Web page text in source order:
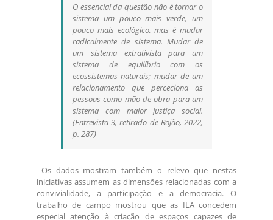
O essencial da questão não é tornar o
sistema um pouco mais verde, um
pouco mais ecológico, mas é mudar
radicalmente de sistema. Mudar de
um sistema extrativista para um
sistema de equilíbrio com os
ecossistemas naturais; mudar de um
relacionamento que perceciona as
pessoas como mão de obra para um
sistema com maior justiça social.
(Entrevista 3, retirado de Rojão, 2022,
p. 287)
Os dados mostram também o relevo que nestas
iniciativas assumem as dimensões relacionadas com a
convivialidade, a participação e a democracia. O
trabalho de campo mostrou que as ILA concedem
especial atenção à criação de espaços capazes de